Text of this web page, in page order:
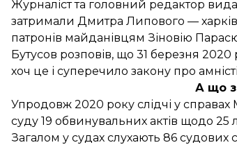
Журналіст та головний редактор
затримали Дмитра Липового —
патронів майданівцям Зіновію
Бутусов розповів, що 31 березня
хоч це і суперечило закону про
А що
Упродовж 2020 року слідчі у
суду 19 обвинувальних актів щодо 25
Загалом у судах слухають 86 судових